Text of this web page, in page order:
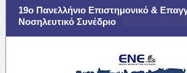
19ο Πανελλήνιο Επιστημονικό &
Νοσηλευτικό Συνέδριο